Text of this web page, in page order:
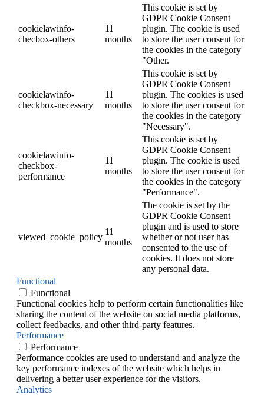
cookielawinfo-
checbox-others
11
months
This cookie is set by
GDPR Cookie Consent
plugin. The cookie is used
to store the user consent for
the cookies in the category
"Other.
cookielawinfo-
checkbox-necessary
11
months
This cookie is set by
GDPR Cookie Consent
plugin. The cookies is used
to store the user consent for
the cookies in the category
"Necessary".
cookielawinfo-
checkbox-
performance
11
months
This cookie is set by
GDPR Cookie Consent
plugin. The cookie is used
to store the user consent for
the cookies in the category
"Performance".
viewed_cookie_policy
11
months
The cookie is set by the
GDPR Cookie Consent
plugin and is used to store
whether or not user has
consented to the use of
cookies. It does not store
any personal data.
Functional
Functional
Functional cookies help to perform certain functionalities like
sharing the content of the website on social media platforms,
collect feedbacks, and other third-party features.
Performance
Performance
Performance cookies are used to understand and analyze the
key performance indexes of the website which helps in
delivering a better user experience for the visitors.
Analytics